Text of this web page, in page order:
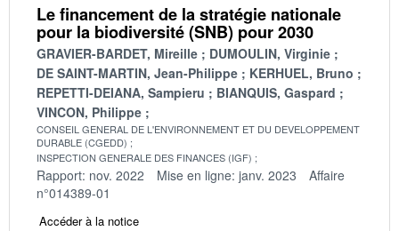
Le financement de la stratégie nationale
pour la biodiversité (SNB) pour 2030
GRAVIER-BARDET, Mireille
DUMOULIN, Virginie
DE SAINT-MARTIN, Jean-Philippe
KERHUEL, Bruno
REPETTI-DEIANA, Sampieru
BIANQUIS, Gaspard
VINCON, Philippe
CONSEIL GENERAL DE L'ENVIRONNEMENT ET DU DEVELOPPEMENT
DURABLE (CGEDD)
INSPECTION GENERALE DES FINANCES (IGF)
Rapport: nov. 2022 Mise en ligne: janv. 2023
Affaire
n°014389-01
Accéder à la notice